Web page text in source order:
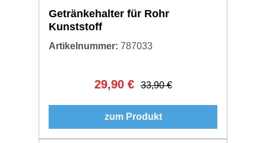
Getränkehalter für Rohr
Kunststoff
Artikelnummer: 787033
Verkaufspreis:
29,90 € Regulärer Preis:
33,90 €
zum Produkt